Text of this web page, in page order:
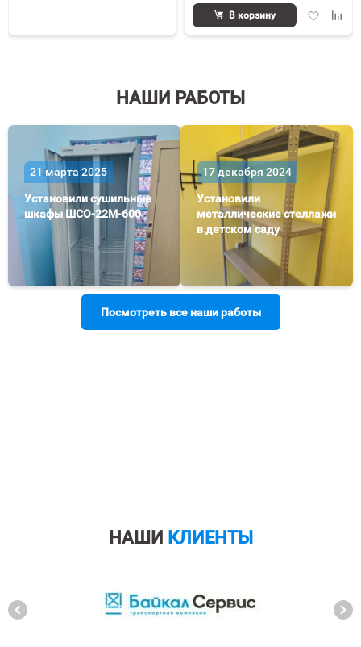
сравнению
Добавить
В корзину
НАШИ РАБОТЫ
21 марта 2025
Установили сушильные
шкафы ШСО-22М-600
17 декабря 2024
Установили
металлические стеллажи
в детском саду
Посмотреть все наши работы
НАШИ КЛИЕНТЫ